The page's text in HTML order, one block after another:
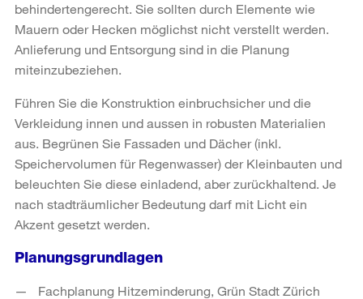
behindertengerecht. Sie sollten durch Elemente wie
Mauern oder Hecken möglichst nicht verstellt werden.
Anlieferung und Entsorgung sind in die Planung
miteinzubeziehen.
Führen Sie die Konstruktion einbruchsicher und die
Verkleidung innen und aussen in robusten Materialien
aus. Begrünen Sie Fassaden und Dächer (inkl.
Speichervolumen für Regenwasser) der Kleinbauten und
beleuchten Sie diese einladend, aber zurückhaltend. Je
nach stadträumlicher Bedeutung darf mit Licht ein
Akzent gesetzt werden.
Planungsgrundlagen
Fachplanung Hitzeminderung, Grün Stadt Zürich